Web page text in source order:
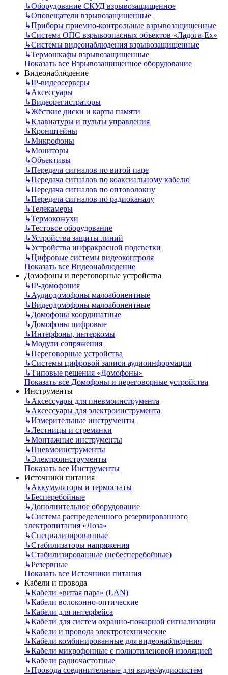
↳Оборудование СКУД взрывозащищенное
↳Оповещатели взрывозащищенные
↳Приборы приемно-контрольные взрывозащищенные
↳Система ОПС взрывоопасных объектов «Ладога-Ex»
↳Системы видеонаблюдения взрывозащищенные
↳Термошкафы взрывозащищенные
Показать все Взрывозащищенное оборудование
Видеонаблюдение
↳IP-видеосерверы
↳Аксессуары
↳Видеорегистраторы
↳Жёсткие диски и карты памяти
↳Клавиатуры и пульты управления
↳Кронштейны
↳Микрофоны
↳Мониторы
↳Объективы
↳Передача сигналов по витой паре
↳Передача сигналов по коаксиальному кабелю
↳Передача сигналов по оптоволокну
↳Передача сигналов по радиоканалу
↳Телекамеры
↳Термокожухи
↳Тестовое оборудование
↳Устройства защиты линий
↳Устройства инфракрасной подсветки
↳Цифровые системы видеоконтроля
Показать все Видеонаблюдение
Домофоны и переговорные устройства
↳IP-домофония
↳Аудиодомофоны малоабонентные
↳Видеодомофоны малоабонентные
↳Домофоны координатные
↳Домофоны цифровые
↳Интерфоны, интеркомы
↳Модули сопряжения
↳Переговорные устройства
↳Системы цифровой записи аудиоинформации
↳Типовые решения «Домофоны»
Показать все Домофоны и переговорные устройства
Инструменты
↳Аксессуары для пневмоинструмента
↳Аксессуары для электроинструмента
↳Измерительные инструменты
↳Лестницы и стремянки
↳Монтажные инструменты
↳Пневмоинструменты
↳Электроинструменты
Показать все Инструменты
Источники питания
↳Аккумуляторы и термостаты
↳Бесперебойные
↳Дополнительное оборудование
↳Система распределенного резервированного
электропитания «Лоза»
↳Специализированные
↳Стабилизаторы напряжения
↳Стабилизированные (небесперебойные)
↳Резервные
Показать все Источники питания
Кабели и провода
↳Кабели «витая пара» (LAN)
↳Кабели волоконно-оптические
↳Кабели для интерфейса
↳Кабели для систем охранно-пожарной сигнализации
↳Кабели и провода электротехнические
↳Кабели комбинированные для видеонаблюдения
↳Кабели микрофонные с полиэтиленовой изоляцией
↳Кабели радиочастотные
↳Провода соединительные для видео/аудиосистем